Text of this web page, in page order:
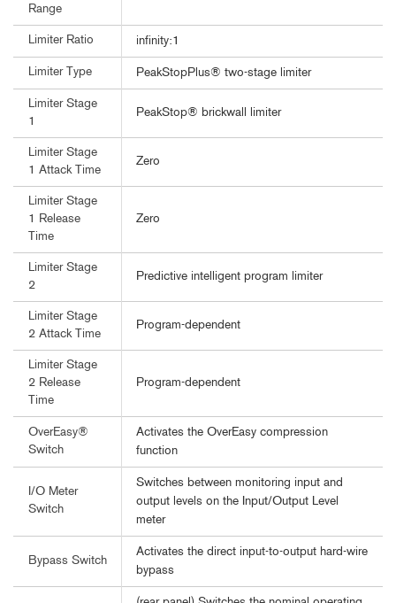
Range
Limiter Ratio infinity:1
Limiter Type PeakStopPlus® two-stage limiter
Limiter Stage
1
PeakStop® brickwall limiter
Limiter Stage
1 Attack Time
Zero
Limiter Stage
1 Release
Time
Zero
Limiter Stage
2
Predictive intelligent program limiter
Limiter Stage
2 Attack Time
Program-dependent
Limiter Stage
2 Release
Time
Program-dependent
OverEasy®
Switch
Activates the OverEasy compression
function
I/O Meter
Switch
Switches between monitoring input and
output levels on the Input/Output Level
meter
Bypass Switch
Activates the direct input-to-output hard-wire
bypass